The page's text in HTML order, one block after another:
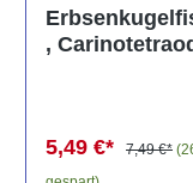
,
5,49 €* 7,49 €*